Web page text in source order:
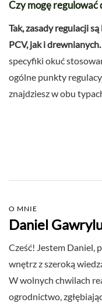
Czy mogę regulować
Tak, zasady regulacji
PCV, jak i drewnianych.
specyfiki okuć
ogólne punkty
znajdziesz w obu
O MNIE
Daniel
Cześć! Jestem Daniel,
wnętrz z szeroką
W wolnych chwilach
ogrodnictwo,